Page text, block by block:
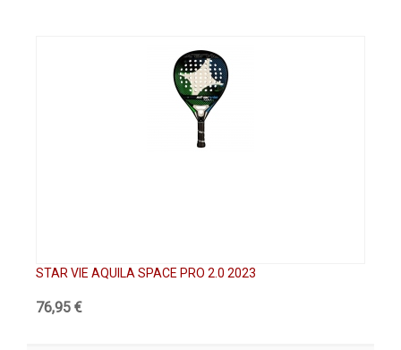
STAR VIE AQUILA SPACE PRO 2.0 2023
76,95 €